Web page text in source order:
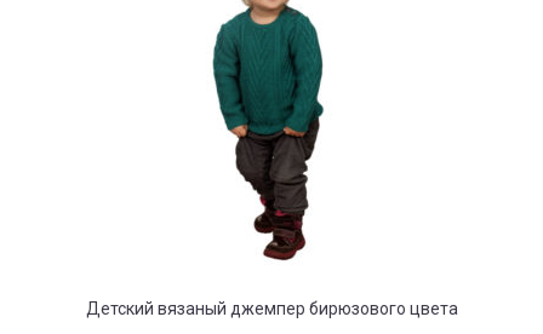
Детский вязаный джемпер бирюзового цвета